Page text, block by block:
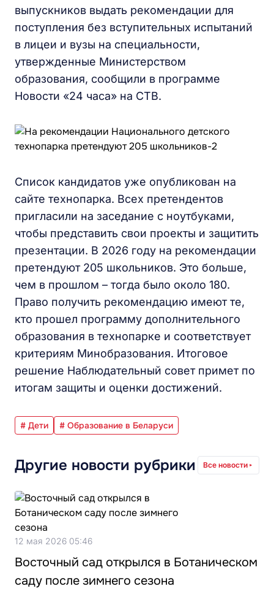
выпускников выдать рекомендации для
поступления без вступительных испытаний
в лицеи и вузы на специальности,
утвержденные Министерством
образования, сообщили в программе
Новости «24 часа» на СТВ.
Список кандидатов уже опубликован на
сайте технопарка. Всех претендентов
пригласили на заседание с ноутбуками,
чтобы представить свои проекты и защитить
презентации. В 2026 году на рекомендации
претендуют 205 школьников. Это больше,
чем в прошлом – тогда было около 180.
Право получить рекомендацию имеют те,
кто прошел программу дополнительного
образования в технопарке и соответствует
критериям Минобразования. Итоговое
решение Наблюдательный совет примет по
итогам защиты и оценки достижений.
# Дети # Образование в Беларуси
Другие новости рубрики Все новости
12 мая 2026 05:46
Восточный сад открылся в Ботаническом
саду после зимнего сезона